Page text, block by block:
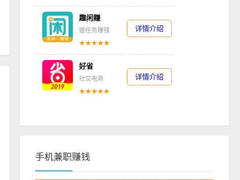
详情介绍
趣闲赚
做任务赚钱
★★★★★
详情介绍
好省
社交电商
★★★★★
手机兼职赚钱